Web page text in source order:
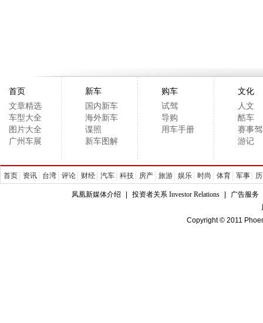
首页
文章精选
车型大全
图片大全
广州车展
新车
国内新车
海外新车
谍照
新车图解
购车
试驾
导购
用车手册
文化
人文
酷车
赛事
游记
首页 资讯 台湾 评论 财经 汽车 科技 房产 旅游 娱乐 时尚 体育 军事
凤凰新媒体介绍 投资者关系 Investor Relations
广告服务
Copyright © 2011